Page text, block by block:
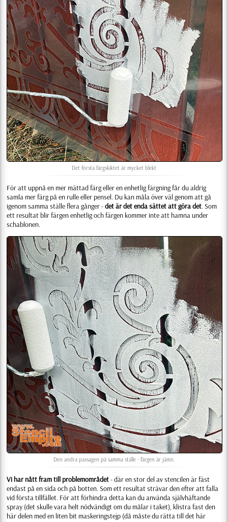
Det första färgskiktet är mycket blekt
För att uppnå en mer mättad färg eller en enhetlig färgning får du aldrig
samla mer färg på en rulle eller pensel. Du kan måla över väl genom att gå
igenom samma ställe flera gånger -det är det enda sättet att göra det. Som
ett resultat blir färgen enhetlig och färgen kommer inte att hamna under
schablonen.
Den andra passagen på samma ställe - färgen är jämn.
Vi har nått fram till problemområdet- där en stor del av stencilen är fäst
endast på en sida och på botten. Som ett resultat strävar den efter att falla
vid första tillfället. För att förhindra detta kan du använda självhäftande
spray (det skulle vara helt nödvändigt om du målar i taket), klistra fast den
här delen med en liten bit maskeringstejp (då måste du rätta till det här